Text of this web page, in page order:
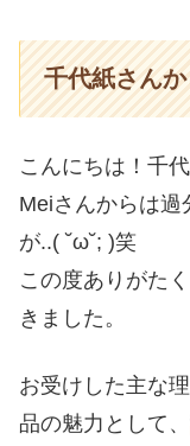
千代紙さん
こんにちは！千代
Meiさんからは過
が..( ˘ω˘; )笑
この度ありがた
きました。
お受けした主な
品の魅力として、